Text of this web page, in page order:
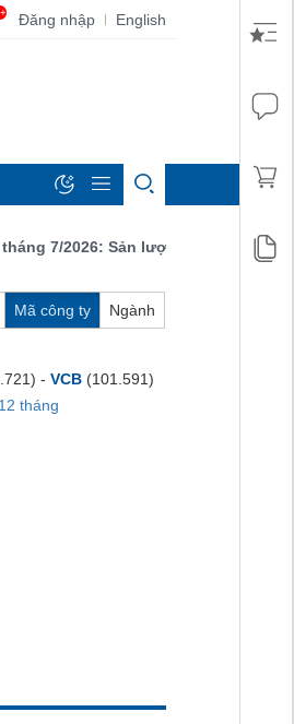
Đăng nhập | English
7/2026: Sản lượng, số lượng đơn
Mã công ty Ngành
- VCB (101.591)
12 tháng